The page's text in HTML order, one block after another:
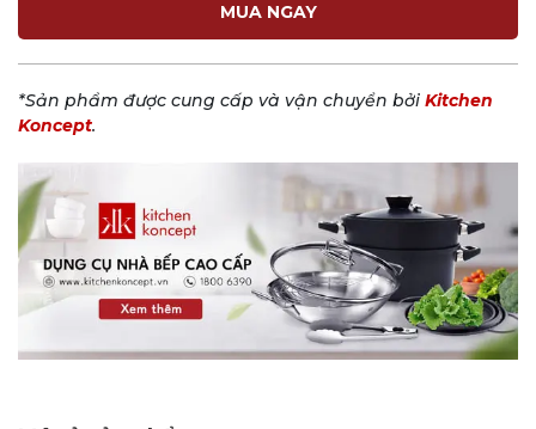
MUA NGAY
*Sản phẩm được cung cấp và vận chuyển bởi Kitchen
Koncept.